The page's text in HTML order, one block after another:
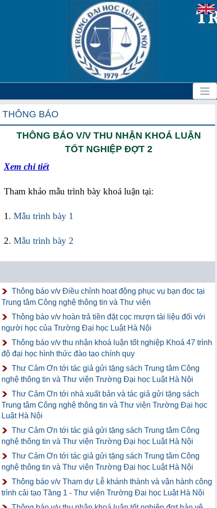
THÔNG BÁO
THÔNG BÁO V/V THU NHẬN KHOÁ LUẬN
TỐT NGHIỆP ĐỢT 2
Xem chi tiết
Tham khảo mẫu trình bày khoá luận tại:
1. Mẫu trình bày 1
2. Mẫu trình bày 2
Thông báo v/v Điều chỉnh hoạt động phục vụ bạn đọc tại
Trung tâm Công nghệ thông tin và Thư viện
Thông báo v/v hoàn trả tiền đặt cọc mượn tài liệu đối với
người học của Trường Đại học Luật Hà Nội
Thông báo v/v thu nhận khoá luận tốt nghiệp Khoá 47 trình
độ đại học hình thức đào tạo chính quy
Thư Cảm Ơn tới tác giả gửi tặng sách Trung tâm Công
nghệ thông tin và Thư viện Trường Đại học Luật Hà Nội
Thư Cảm Ơn tới nhà xuất bản và tác giả gửi tặng sách
Trung tâm Công nghệ thông tin và Thư viện Trường Đại học
Luật Hà Nội
Thư Cảm Ơn tới tác giả gửi tặng sách Trung tâm Công
nghệ thông tin và Thư viện Trường Đại học Luật Hà Nội
Thư Cảm Ơn tới tác giả gửi tặng sách Trung tâm Công
nghệ thông tin và Thư viện Trường Đại học Luật Hà Nội
Thông báo v/v Tham dự Lễ khánh thành và vận hành công
trình cải tạo Tầng 1 - Thư viện Trường Đại học Luật Hà Nội